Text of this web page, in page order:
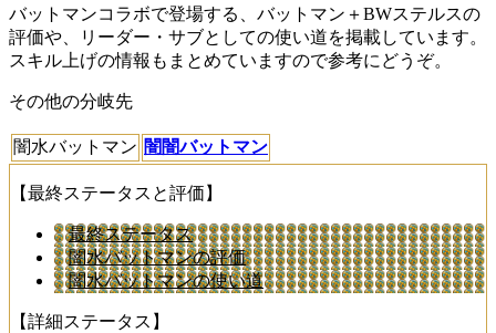
バットマンコラボで登場する、バットマン＋BWステルスの
評価や、リーダー・サブとしての使い道を掲載しています。
スキル上げの情報もまとめていますので参考にどうぞ。
その他の分岐先
闇水バットマン 闇闇バットマン
【最終ステータスと評価】
最終ステータス
闇水バットマンの評価
闇水バットマンの使い道
【詳細ステータス】